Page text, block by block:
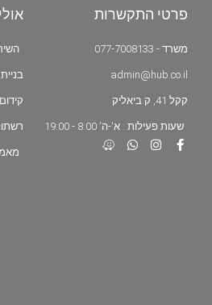
פרטי התקשרות
משרד - 077-7008133
admin@hub.co.il
קקל 41, ק.ביאליק
שעות פעילות : א'-ה' 8:00 - 19:00